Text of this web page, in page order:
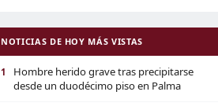
NOTICIAS DE HOY MÁS VISTAS
1
Hombre herido grave tras precipitarse
desde un duodécimo piso en Palma